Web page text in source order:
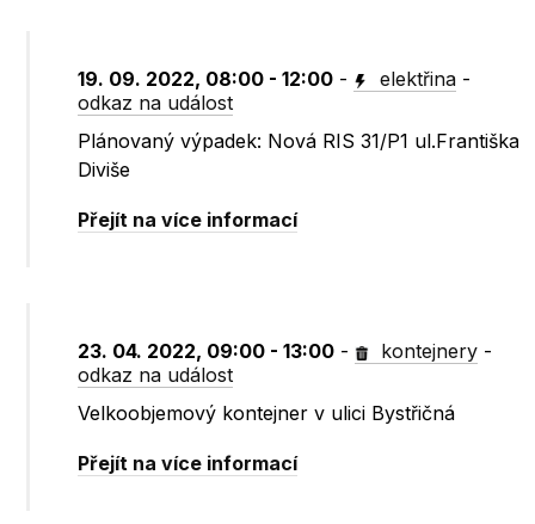
19. 09. 2022, 08:00 - 12:00 - elektřina -
odkaz na událost
Plánovaný výpadek: Nová RIS 31/P1 ul.Františka
Diviše
Přejít na více informací
23. 04. 2022, 09:00 - 13:00 - kontejnery -
odkaz na událost
Velkoobjemový kontejner v ulici Bystřičná
Přejít na více informací